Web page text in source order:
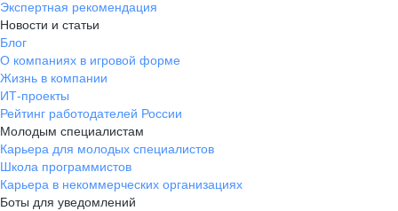
Экспертная рекомендация
Новости и статьи
Блог
О компаниях в игровой форме
Жизнь в компании
ИТ-проекты
Рейтинг работодателей России
Молодым специалистам
Карьера для молодых специалистов
Школа программистов
Карьера в некоммерческих организациях
Боты для уведомлений